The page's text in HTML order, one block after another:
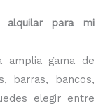
alquilar para mi
amplia gama de
barras, bancos,
elegir entre